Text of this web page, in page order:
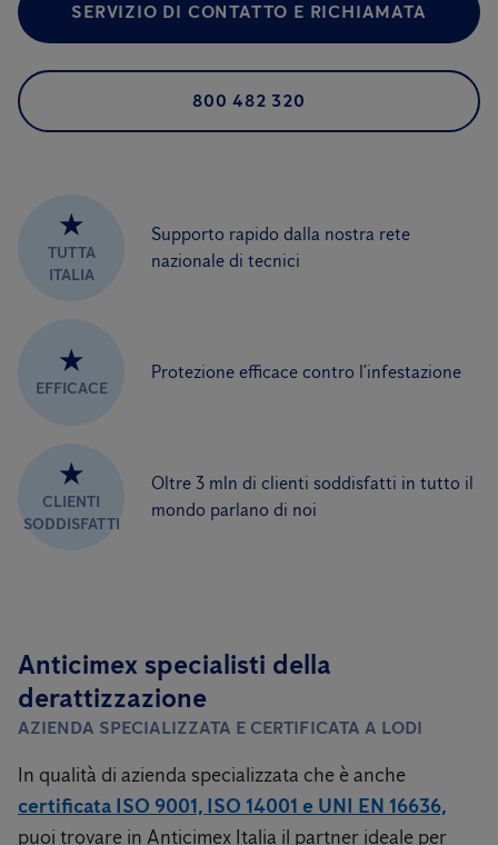
SERVIZIO DI CONTATTO E RICHIAMATA
800 482 320
★
TUTTA
ITALIA
Supporto rapido dalla nostra rete
nazionale di tecnici
★
EFFICACE
Protezione efficace contro l’infestazione
★
CLIENTI
SODDISFATTI
Oltre 3 mln di clienti soddisfatti in tutto il
mondo parlano di noi
Anticimex specialisti della
derattizzazione
AZIENDA SPECIALIZZATA E CERTIFICATA A LODI
In qualità di azienda specializzata che è anche
certificata ISO 9001, ISO 14001 e UNI EN 16636,
puoi trovare in Anticimex Italia il partner ideale per